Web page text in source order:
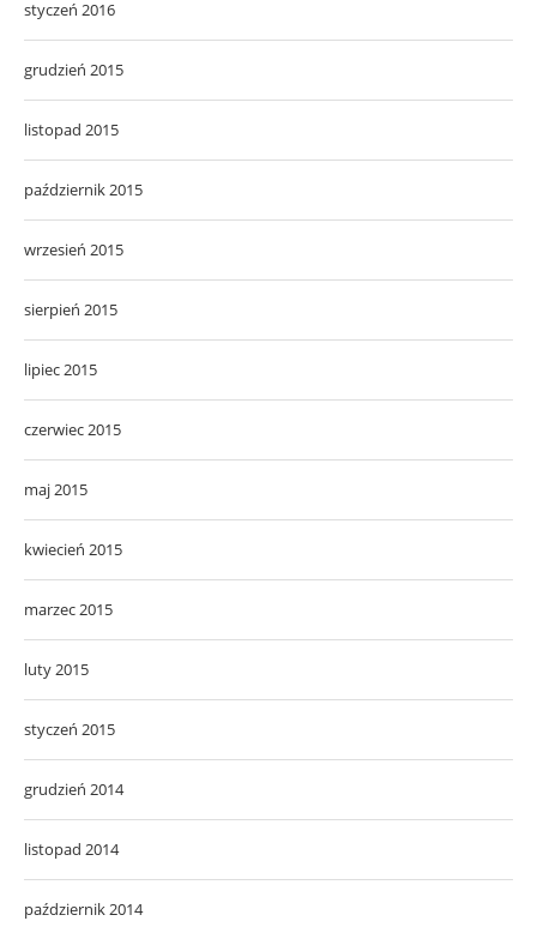
styczeń 2016
grudzień 2015
listopad 2015
październik 2015
wrzesień 2015
sierpień 2015
lipiec 2015
czerwiec 2015
maj 2015
kwiecień 2015
marzec 2015
luty 2015
styczeń 2015
grudzień 2014
listopad 2014
październik 2014